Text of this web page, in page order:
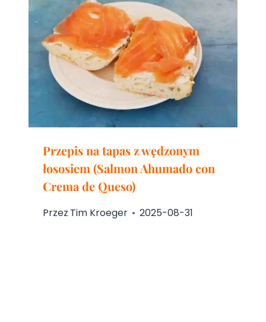
Przepis na tapas z wędzonym
łososiem (Salmon Ahumado con
Crema de Queso)
Przez Tim Kroeger 2025-08-31